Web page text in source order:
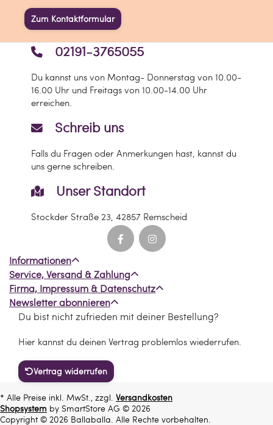
Zum Kontaktformular
Schreib uns
Falls du Fragen oder Anmerkungen hast, kannst du
uns gerne schreiben.
02191-3765055
Du kannst uns von Montag- Donnerstag von 10.00-
16.00 Uhr und Freitags von 10.00-14.00 Uhr
erreichen.
Unser Standort
Stockder Straße 23, 42857 Remscheid
Informationen
Service, Versand & Zahlung
Firma, Impressum & Datenschutz
Newsletter abonnieren
Du bist nicht zufrieden mit deiner Bestellung?
Hier kannst du deinen Vertrag problemlos wiederrufen.
Vertrag widerrufen
* Alle Preise inkl. MwSt., zzgl. Versandkosten
Shopsystem by SmartStore AG © 2026
Copyright © 2026 Ballaballa. Alle Rechte vorbehalten.